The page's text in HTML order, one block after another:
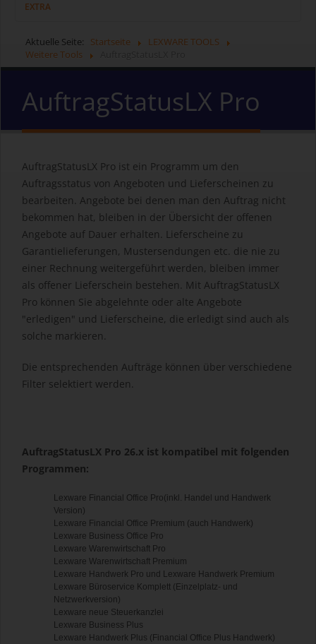
EXTRA
Aktuelle Seite: Startseite
LEXWARE TOOLS
Weitere Tools
AuftragStatusLX Pro
AuftragStatusLX Pro ist ein Programm um den
Auftragsstatus von Angeboten und Lieferscheinen zu
bearbeiten. Angebote bei denen man den Auftrag nicht
bekommen hat, bleiben in der Übersicht der offenen
Angebote auf Dauer erhalten. Lieferscheine zu
Garantielieferungen, Mustersendungen etc. die nie zu
einer Rechnung weitergeführt werden, bleiben immer
als offener Lieferschein bestehen. Mit AuftragStatusLX
Pro können Sie abgelehnte oder alte Angebote
"erledigen" und Lieferscheine, die erledigt sind auch als
solche markieren.
Die entsprechenden Aufträge können über verschiedene
Filter selektiert werden.
AuftragStatusLX Pro 26.x ist kompatibel mit folgenden
Programmen:
Lexware Financial Office Pro(inkl. Handel und Handwerk
Version)
Lexware Financial Office Premium (auch Handwerk)
Lexware Business Office Pro
Lexware Warenwirtschaft Pro
Lexware Warenwirtschaft Premium
Lexware Handwerk Pro und Lexware Handwerk Premium
Lexware Büroservice Komplett (Einzelplatz- und
Netzwerkversion)
Lexware neue Steuerkanzlei
Lexware Business Plus
Lexware Handwerk Plus (Financial Office Plus Handwerk)